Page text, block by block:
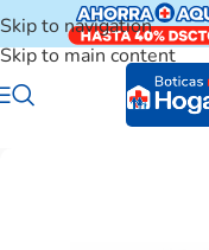
Skip to navigation
Skip to main content